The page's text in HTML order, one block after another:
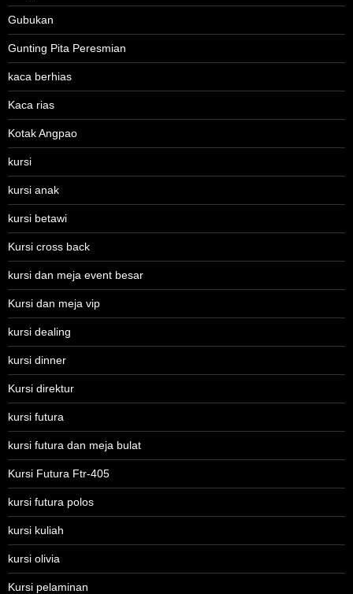
Gubukan
Gunting Pita Peresmian
kaca berhias
Kaca rias
Kotak Angpao
kursi
kursi anak
kursi betawi
Kursi cross back
kursi dan meja event besar
Kursi dan meja vip
kursi dealing
kursi dinner
Kursi direktur
kursi futura
kursi futura dan meja bulat
Kursi Futura Ftr-405
kursi futura polos
kursi kuliah
kursi olivia
Kursi pelaminan